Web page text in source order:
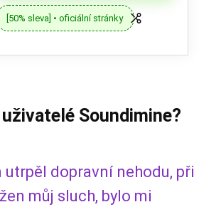
[50% sleva] • oficiální stránky
Soundimine?
utrpěl dopravní nehodu, při
můj sluch, bylo mi